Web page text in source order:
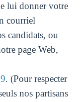
lui donner votre
courriel
candidats, ou
page Web,
. (Pour respecter
nos partisans